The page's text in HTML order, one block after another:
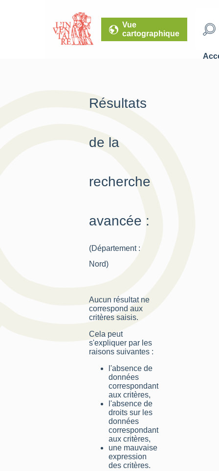
Vue
cartographique
Résultats
de la
recherche
avancée :
(Département :
Nord)
Aucun résultat ne
correspond aux
critères saisis.
Cela peut
s'expliquer par les
raisons suivantes :
l'absence de
données
correspondant
aux critères,
l'absence de
droits sur les
données
correspondant
aux critères,
une mauvaise
expression
des critères.